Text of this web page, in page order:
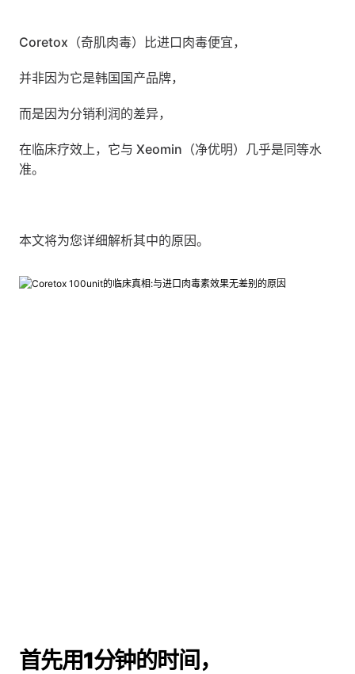
Coretox（奇肌肉毒）比进口肉毒便宜，
并非因为它是韩国国产品牌，
而是因为分销利润的差异，
在临床疗效上，它与 Xeomin（净优明）几乎是同等水
准。
本文将为您详细解析其中的原因。
首先用1分钟的时间，